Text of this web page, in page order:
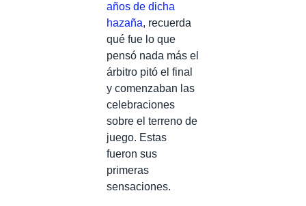
años de dicha
hazaña, recuerda
qué fue lo que
pensó nada más el
árbitro pitó el final
y comenzaban las
celebraciones
sobre el terreno de
juego. Estas
fueron sus
primeras
sensaciones.